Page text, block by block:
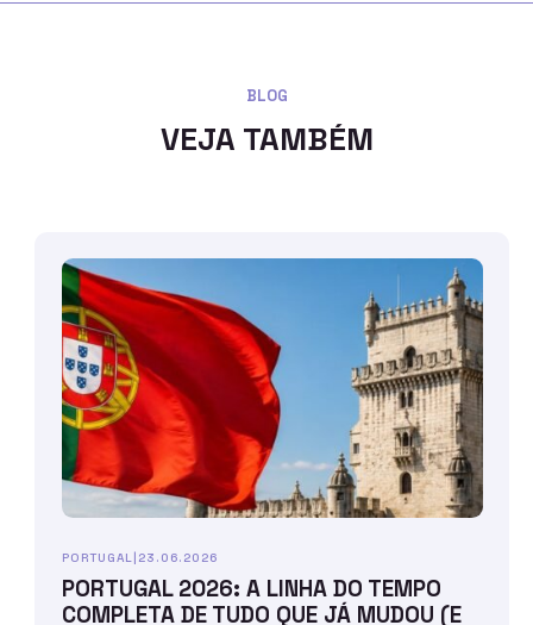
BLOG
VEJA TAMBÉM
PORTUGAL| 23.06.2026
PORTUGAL 2026: A LINHA DO TEMPO
COMPLETA DE TUDO QUE JÁ MUDOU (E